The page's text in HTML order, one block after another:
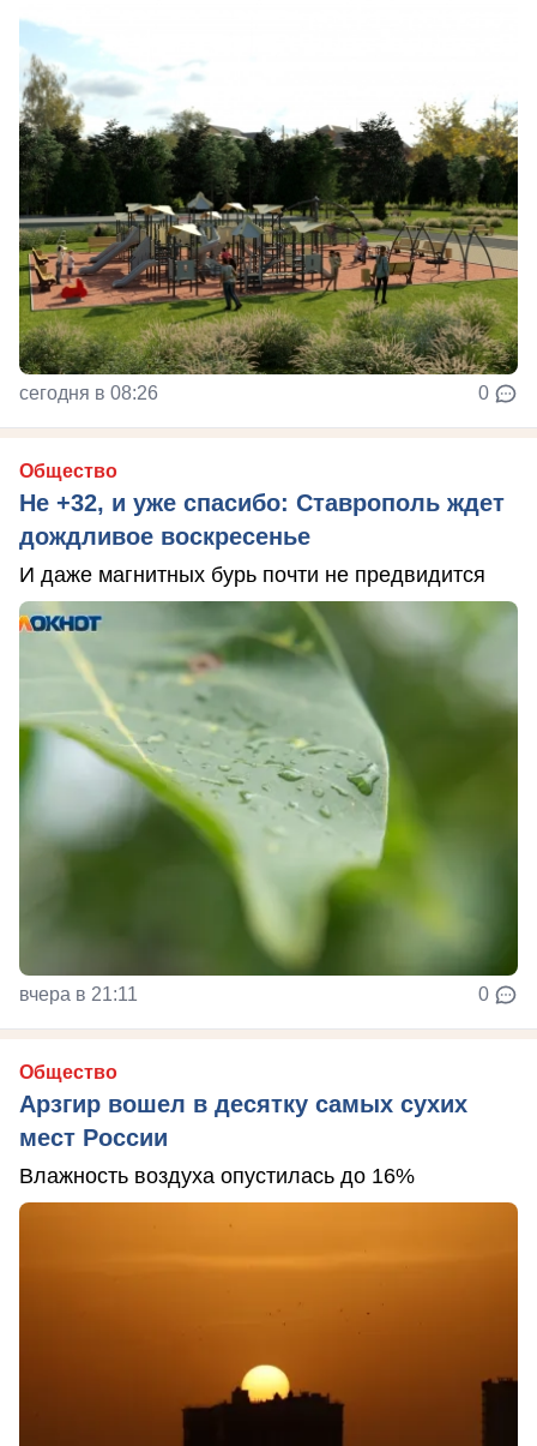
сегодня в 08:26 0
Общество
Не +32, и уже спасибо: Ставрополь ждет
дождливое воскресенье
И даже магнитных бурь почти не предвидится
вчера в 21:11 0
Общество
Арзгир вошел в десятку самых сухих
мест России
Влажность воздуха опустилась до 16%